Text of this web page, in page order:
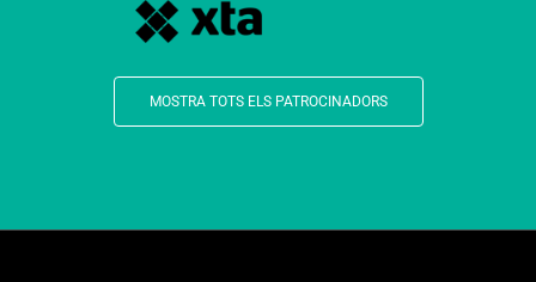
MOSTRA TOTS ELS PATROCINADORS